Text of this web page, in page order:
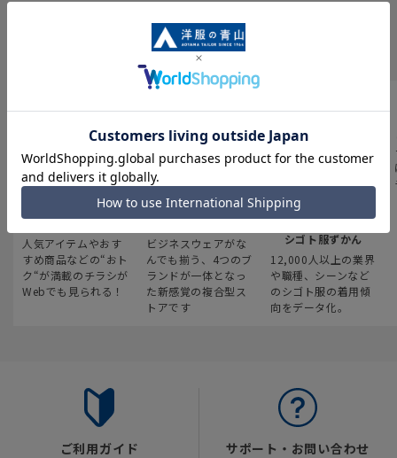
INFORMATION
最新のお買い得情報
人気アイテムやおす
すめ商品などの“おト
ク“が満載のチラシが
Webでも見られる！
スーツスクエア
ビジネスウェアがな
んでも揃う、4つのブ
ランドが一体となっ
た新感覚の複合型ス
トアです
みんなの
シゴト服ずかん
12,000人以上の業界
や職種、シーンなど
のシゴト服の着用傾
向をデータ化。
ご利用ガイド サポート・お問い合わせ